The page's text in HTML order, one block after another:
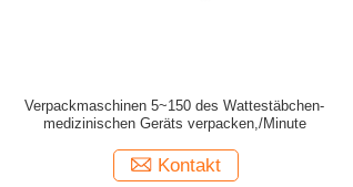
Verpackmaschinen 5~150 des Wattestäbchen-
medizinischen Geräts verpacken,/Minute
Kontakt